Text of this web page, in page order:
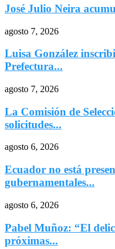
José Julio Neira
agosto 7, 2026
Luisa González
Prefectura...
agosto 7, 2026
La Comisión de
solicitudes...
agosto 6, 2026
Ecuador no está
gubernamentales...
agosto 6, 2026
Pabel Muñoz: “El
próximas...